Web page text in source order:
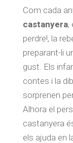
Com cada
castanyera,
perdre!, la
preparant-li
gust. Els
contes i la
sorprenen
Alhora el
castanyera
els ajuda en